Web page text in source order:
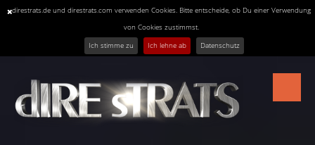
direstrats.de und direstrats.com verwenden Cookies. Bitte entscheide, ob Du einer Verwendung
von Cookies zustimmst.
Ich stimme zu
Ich lehne ab Datenschutz
content